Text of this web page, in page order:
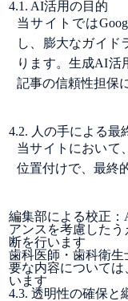
4.1. AI活用の目的
当サイトでは
し、膨大なガイド
ります。生成AI活
記事の信頼性担保
4.2. 人の手による最
当サイトにおいて
位置付けで、最終
編集部による校正
アンスを考慮した
断を行います
歯科医師・歯科衛
要な内容について
います
4.3. 透明性の確保と